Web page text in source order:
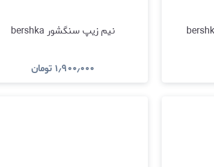
نیم زیپ سنگشور bershka
۱٫۹۰۰٫۰۰۰ تومان